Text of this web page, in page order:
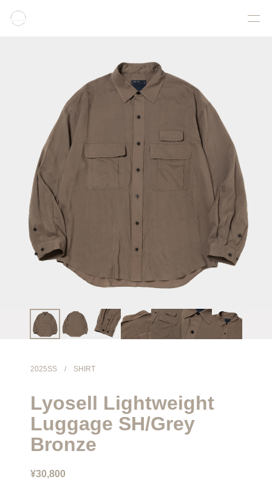
2025SS / SHIRT
Lyosell Lightweight
Luggage SH/Grey
Bronze
¥30,800
COLLECTION
PRODUCT
GALLERY
ONLINE STORE
STORELIST
ABOUT
FACEBOOK
INSTAGRAM